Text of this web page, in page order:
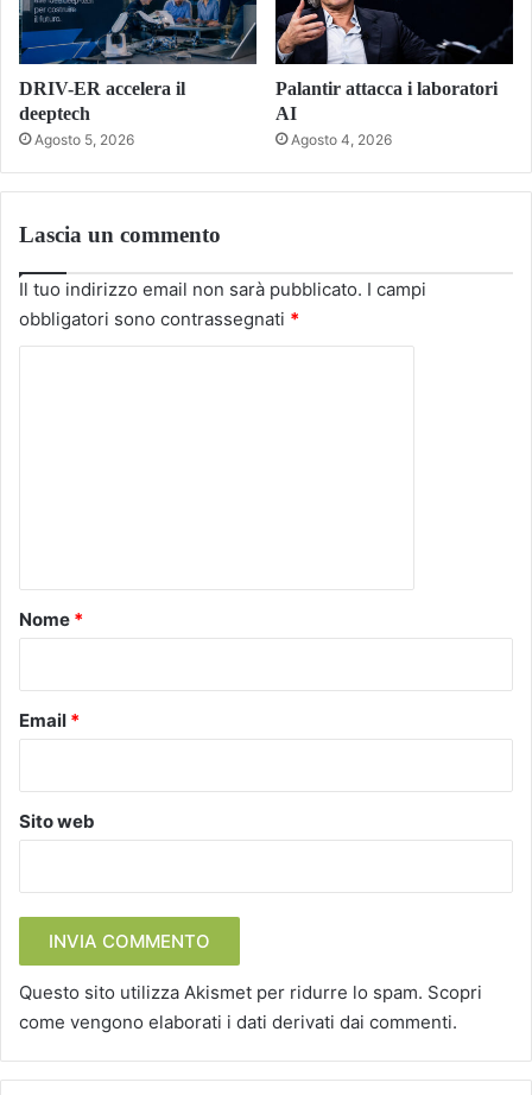
DRIV-ER accelera il
deeptech
Agosto 5, 2026
Palantir attacca i laboratori
AI
Agosto 4, 2026
Lascia un commento
Il tuo indirizzo email non sarà pubblicato. I campi
obbligatori sono contrassegnati *
o
Nome *
Email *
Sito web
Questo sito utilizza Akismet per ridurre lo spam. Scopri
come vengono elaborati i dati derivati dai commenti.